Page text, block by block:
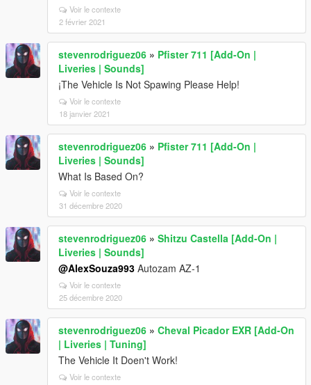
Voir le contexte
2 février 2021
stevenrodriguez06 » Pfister 711 [Add-On |
Liveries | Sounds]
¡The Vehicle Is Not Spawing Please Help!
Voir le contexte
18 janvier 2021
stevenrodriguez06 » Pfister 711 [Add-On |
Liveries | Sounds]
What Is Based On?
Voir le contexte
31 décembre 2020
stevenrodriguez06 » Shitzu Castella [Add-On |
Liveries | Sounds]
@AlexSouza993 Autozam AZ-1
Voir le contexte
25 décembre 2020
stevenrodriguez06 » Cheval Picador EXR [Add-On
| Liveries | Tuning]
The Vehicle It Doen't Work!
Voir le contexte